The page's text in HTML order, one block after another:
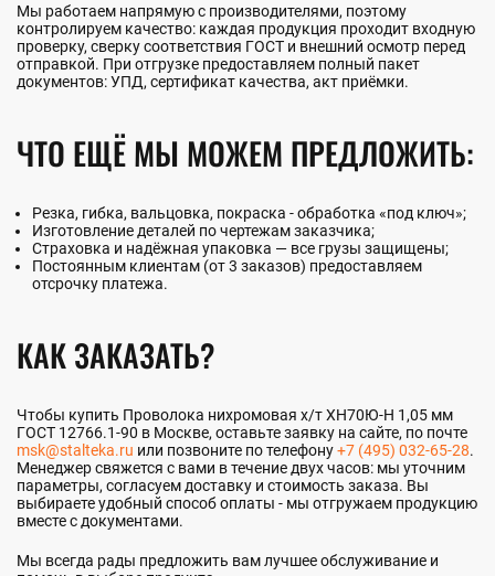
Мы работаем напрямую с производителями, поэтому
контролируем качество: каждая продукция проходит входную
проверку, сверку соответствия ГОСТ и внешний осмотр перед
отправкой. При отгрузке предоставляем полный пакет
документов: УПД, сертификат качества, акт приёмки.
ЧТО ЕЩЁ МЫ МОЖЕМ ПРЕДЛОЖИТЬ:
Резка, гибка, вальцовка, покраска - обработка «под ключ»;
Изготовление деталей по чертежам заказчика;
Страховка и надёжная упаковка — все грузы защищены;
Постоянным клиентам (от 3 заказов) предоставляем
отсрочку платежа.
КАК ЗАКАЗАТЬ?
Чтобы купить Проволока нихромовая х/т ХН70Ю-Н 1,05 мм
ГОСТ 12766.1-90 в Москве, оставьте заявку на сайте, по почте
msk@stalteka.ru или позвоните по телефону+7 (495) 032-65-28.
Менеджер свяжется с вами в течение двух часов: мы уточним
параметры, согласуем доставку и стоимость заказа. Вы
выбираете удобный способ оплаты - мы отгружаем продукцию
вместе с документами.
Мы всегда рады предложить вам лучшее обслуживание и